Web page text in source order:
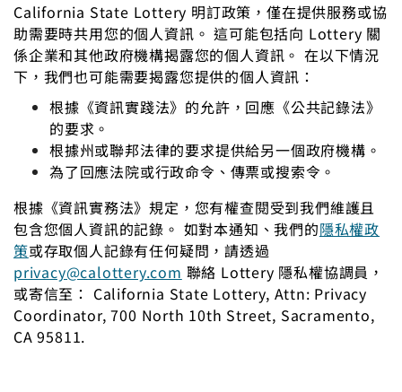
California State Lottery 明訂政策，僅在提供服務或協
助需要時共用您的個人資訊。 這可能包括向 Lottery 關
係企業和其他政府機構揭露您的個人資訊。 在以下情況
下，我們也可能需要揭露您提供的個人資訊：
根據《資訊實踐法》的允許，回應《公共記錄法》
的要求。
根據州或聯邦法律的要求提供給另一個政府機構。
為了回應法院或行政命令、傳票或搜索令。
根據《資訊實務法》規定，您有權查閱受到我們維護且
包含您個人資訊的記錄。 如對本通知、我們的隱私權政
策或存取個人記錄有任何疑問，請透過
privacy@calottery.com 聯絡 Lottery 隱私權協調員，
或寄信至： California State Lottery, Attn: Privacy
Coordinator, 700 North 10th Street, Sacramento,
CA 95811.